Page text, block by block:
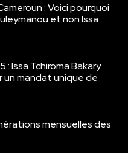
: Voici pourquoi
et non Issa
Issa Tchiroma Bakary
mandat unique de
mensuelles des